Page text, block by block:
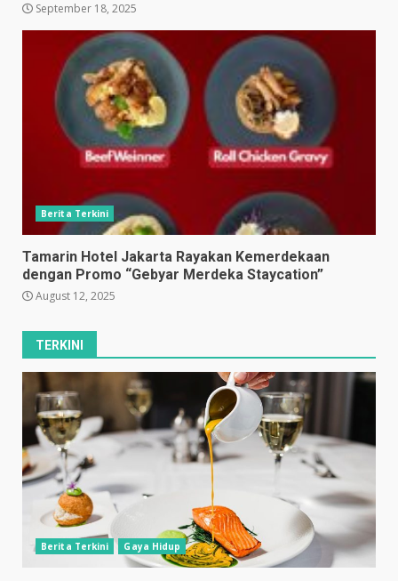
September 18, 2025
Berita Terkini
Tamarin Hotel Jakarta Rayakan Kemerdekaan
dengan Promo “Gebyar Merdeka Staycation”
August 12, 2025
TERKINI
Berita Terkini Gaya Hidup